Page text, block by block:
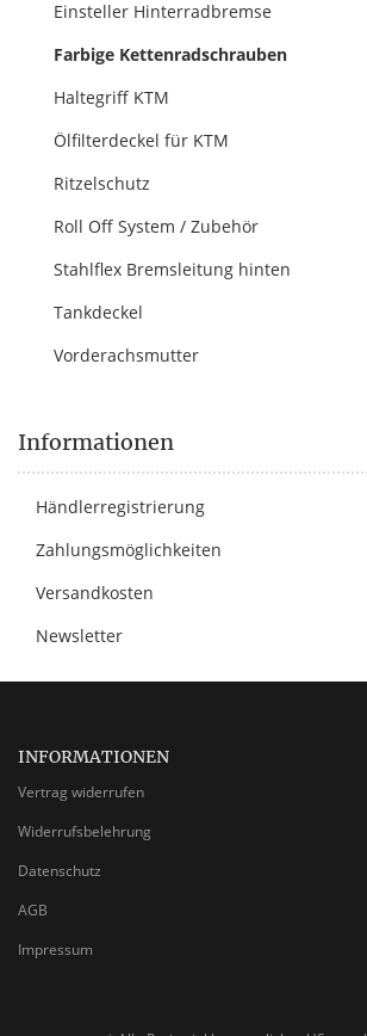
Einsteller Hinterradbremse
Farbige Kettenradschrauben
Haltegriff KTM
Ölfilterdeckel für KTM
Ritzelschutz
Roll Off System / Zubehör
Stahlflex Bremsleitung hinten
Tankdeckel
Vorderachsmutter
Informationen
Händlerregistrierung
Zahlungsmöglichkeiten
Versandkosten
Newsletter
INFORMATIONEN
Vertrag widerrufen
Widerrufsbelehrung
Datenschutz
AGB
Impressum